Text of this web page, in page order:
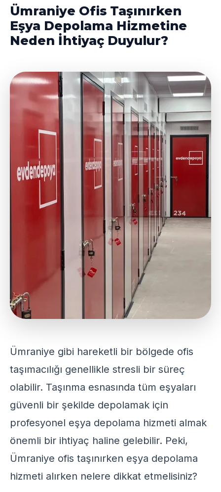
Ümraniye Ofis Taşınırken
Eşya Depolama Hizmetine
Neden İhtiyaç Duyulur?
Ümraniye gibi hareketli bir bölgede ofis
taşımacılığı genellikle stresli bir süreç
olabilir. Taşınma esnasında tüm eşyaları
güvenli bir şekilde depolamak için
profesyonel eşya depolama hizmeti almak
önemli bir ihtiyaç haline gelebilir. Peki,
Ümraniye ofis taşınırken eşya depolama
hizmeti alırken nelere dikkat etmelisiniz?